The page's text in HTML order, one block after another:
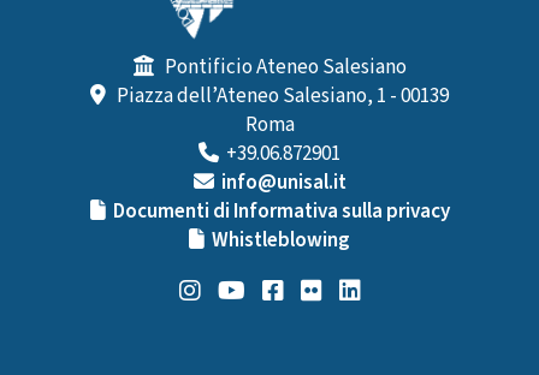
Pontificio Ateneo Salesiano
Piazza dell’Ateneo Salesiano, 1 - 00139
Roma
+39.06.872901
info@unisal.it
Documenti di Informativa sulla privacy
Whistleblowing